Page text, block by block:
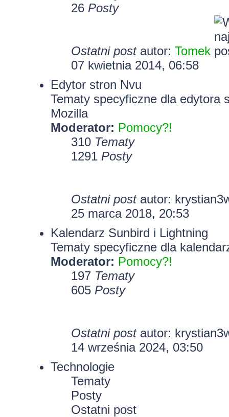
26 Posty
Ostatni postautor: Tomek
07 kwietnia 2014, 06:58
Edytor stron Nvu
Tematy specyficzne dla edytora
Mozilla
Moderator: Pomocy?!
310 Tematy
1291 Posty
Ostatni postautor:
25 marca 2018, 20:53
Kalendarz Sunbird i Lightning
Tematy specyficzne dla
Moderator: Pomocy?!
197 Tematy
605 Posty
Ostatni postautor:
14 września 2024, 03:50
Technologie
Tematy
Posty
Ostatni post